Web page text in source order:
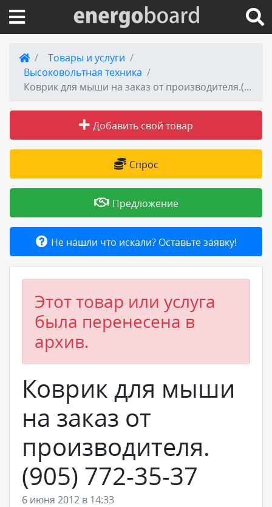
Вход на сайт
Поиск по сайту
Публикации
Справка
Товары и услуги
Добавить товар или услугу
Товары и услуги
Высоковольтная техника
Коврик для мыши на заказ от производителя.(905) 772-35-37
Добавить свой товар
Спрос
Предложение
Не нашли что искали? Оставьте заявку!
Этот товар или услуга
была перенесена в
архив.
Коврик для мыши
на заказ от
производителя.
(905) 772-35-37
6 июня 2012 в 14:33